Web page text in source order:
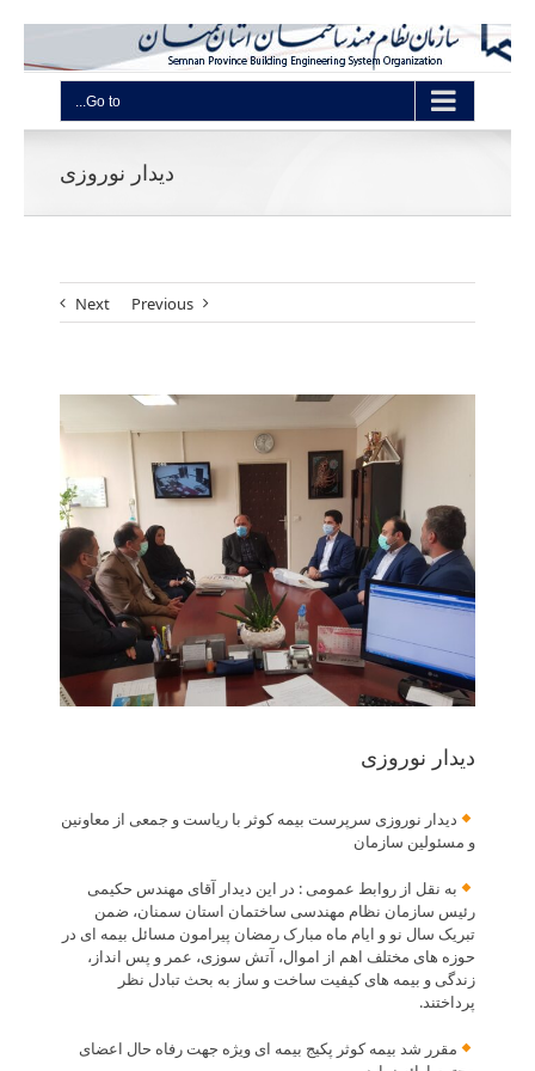
Go to...
دیدار نوروزی
Previous
Next
دیدار نوروزی
دیدار نوروزی سرپرست بیمه کوثر با ریاست و جمعی از معاونین
و مسئولین سازمان
به نقل از روابط عمومی : در این دیدار آقای مهندس حکیمی
رئیس سازمان نظام مهندسی ساختمان استان سمنان، ضمن
تبریک سال نو و ایام ماه مبارک رمضان پیرامون مسائل بیمه ای در
حوزه های مختلف اهم از اموال، آتش سوزی، عمر و پس انداز،
زندگی و بیمه های کیفیت ساخت و ساز به بحث تبادل نظر
پرداختند.
مقرر شد بیمه کوثر پکیج بیمه ای ویژه جهت رفاه حال اعضای